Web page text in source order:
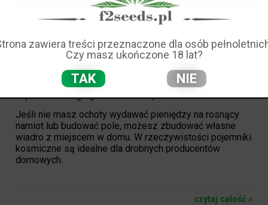
NAJGORĘTSZYCH PROJEKTÓW "KUBEŁKÓW
KOSMICZNYCH"
Ukryj swój wzrost na widoku bez konieczności
kupowania drogiego namiotu lub pudełka.
Jeśli nie masz ochoty wydawać pieniędzy na rosnący
namiot lub budować pole, możesz zbudować własne
wiadro z miejscem w domu. W rzeczywistości pojemniki
kosmiczne są idealne dla drobnych producentów
domowych.
czytaj całość »
zawiera treści przeznaczone dla osób
Czy masz ukończone 18 lat?
TAK NIE